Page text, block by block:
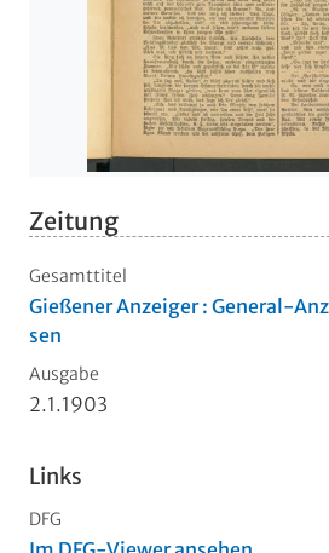
Zeitung
Gesamttitel
Gießener Anzeiger : General-
sen
Ausgabe
2.1.1903
Links
DFG